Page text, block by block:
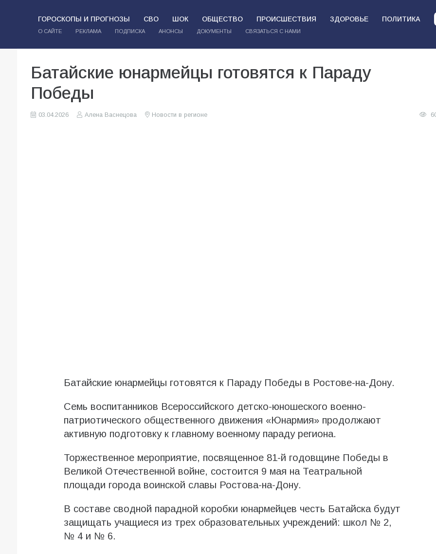
ГОРОСКОПЫ И ПРОГНОЗЫ СВО ШОК ОБЩЕСТВО ПРОИСШЕСТВИЯ ЗДОРОВЬЕ ПОЛИТИКА
О САЙТЕ РЕКЛАМА ПОДПИСКА АНОНСЫ ДОКУМЕНТЫ СВЯЗАТЬСЯ С НАМИ
Батайские юнармейцы готовятся к Параду
Победы
03.04.2026 Алена Васнецова Новости в регионе
Батайские юнармейцы готовятся к Параду Победы в Ростове-на-Дону.
Семь воспитанников Всероссийского детско-юношеского военно-
патриотического общественного движения «Юнармия» продолжают
активную подготовку к главному военному параду региона.
Торжественное мероприятие, посвященное 81-й годовщине Победы в
Великой Отечественной войне, состоится 9 мая на Театральной
площади города воинской славы Ростова-на-Дону.
В составе сводной парадной коробки юнармейцев честь Батайска будут
защищать учащиеся из трех образовательных учреждений: школ № 2,
№ 4 и № 6.